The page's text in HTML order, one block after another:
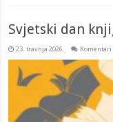
Svjetski dan
23. travnja 2026.